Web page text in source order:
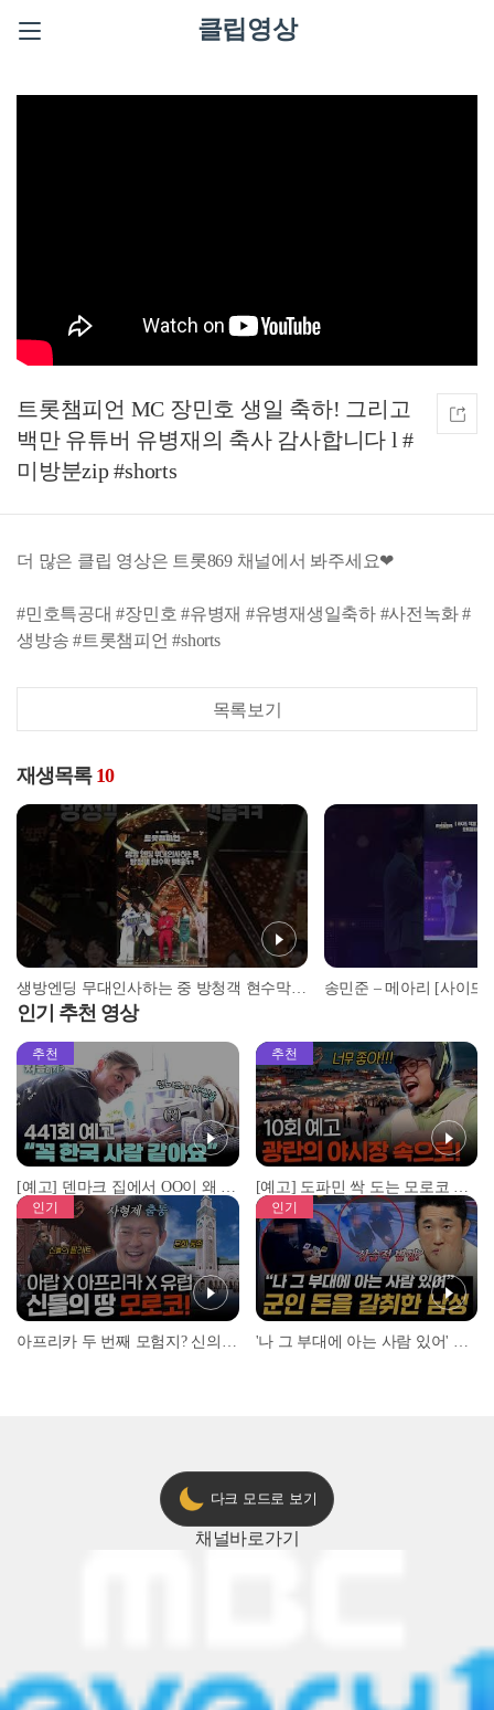
클립영상
트롯챔피언 MC 장민호 생일 축하! 그리고
백만 유튜버 유병재의 축사 감사합니다 l #
미방분zip #shorts
더 많은 클립 영상은 트롯869 채널에서 봐주세요❤
#민호특공대 #장민호 #유병재 #유병재생일축하 #사전녹화 #
생방송 #트롯챔피언 #shorts
목록보기
재생목록 10
생방엔딩 무대인사하는 중 방청객 현수막 뺏음ㅋㅋ l #트롯챔피언 #미방분zip #김수찬 #박서진 #shorts
인기 추천 영상
추천
[예고] 덴마크 집에서 OO이 왜 나와...? 이상할 정도로 한국을 사랑하는 우리 형을 제보합니다!
추천
[예고] 도파민 싹 도는 모로코 야시장 투어!
인기 인기
다크 모드로 보기
채널바로가기